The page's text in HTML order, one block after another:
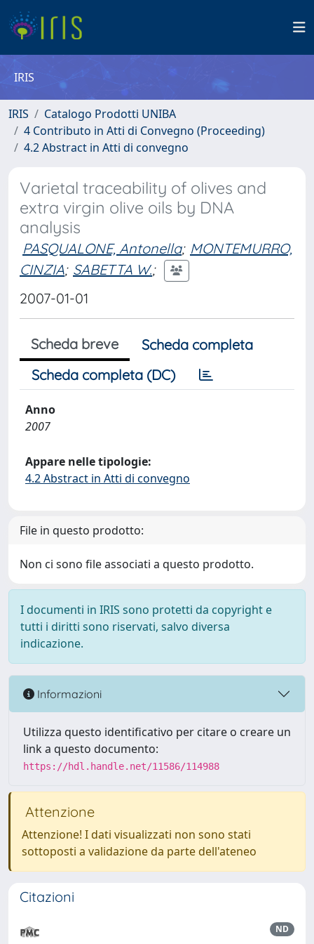
IRIS
IRIS
Catalogo Prodotti UNIBA
4 Contributo in Atti di Convegno (Proceeding)
4.2 Abstract in Atti di convegno
Varietal traceability of olives and
extra virgin olive oils by DNA
analysis
PASQUALONE, Antonella; MONTEMURRO,
CINZIA; SABETTA W.;
2007-01-01
Scheda breve
Scheda completa
Scheda completa (DC)
Anno
2007
Appare nelle tipologie:
4.2 Abstract in Atti di convegno
File in questo prodotto:
Non ci sono file associati a questo prodotto.
I documenti in IRIS sono protetti da copyright e
tutti i diritti sono riservati, salvo diversa
indicazione.
Informazioni
Utilizza questo identificativo per citare o creare un
link a questo documento:
https://hdl.handle.net/11586/114988
Attenzione
Attenzione! I dati visualizzati non sono stati
sottoposti a validazione da parte dell'ateneo
Citazioni
ND